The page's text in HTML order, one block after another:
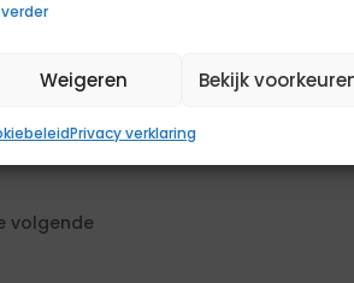
Weigeren Bekijk
Privacy verklaring
Je hoort op
samen het
volgende